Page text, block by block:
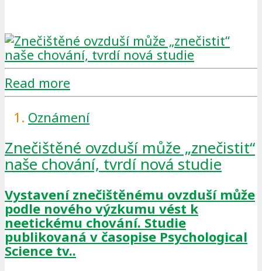
Read more
Oznámení
Znečištěné ovzduší může „znečistit“
naše chování, tvrdí nová studie
Vystavení znečištěnému ovzduší může
podle nového výzkumu vést k
neetickému chování. Studie
publikovaná v časopise Psychological
Science tv..